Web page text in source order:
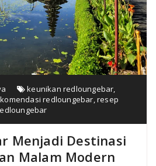
keunikan redloungebar
redloungebar ,resep
Menjadi Destinasi
Malam Modern